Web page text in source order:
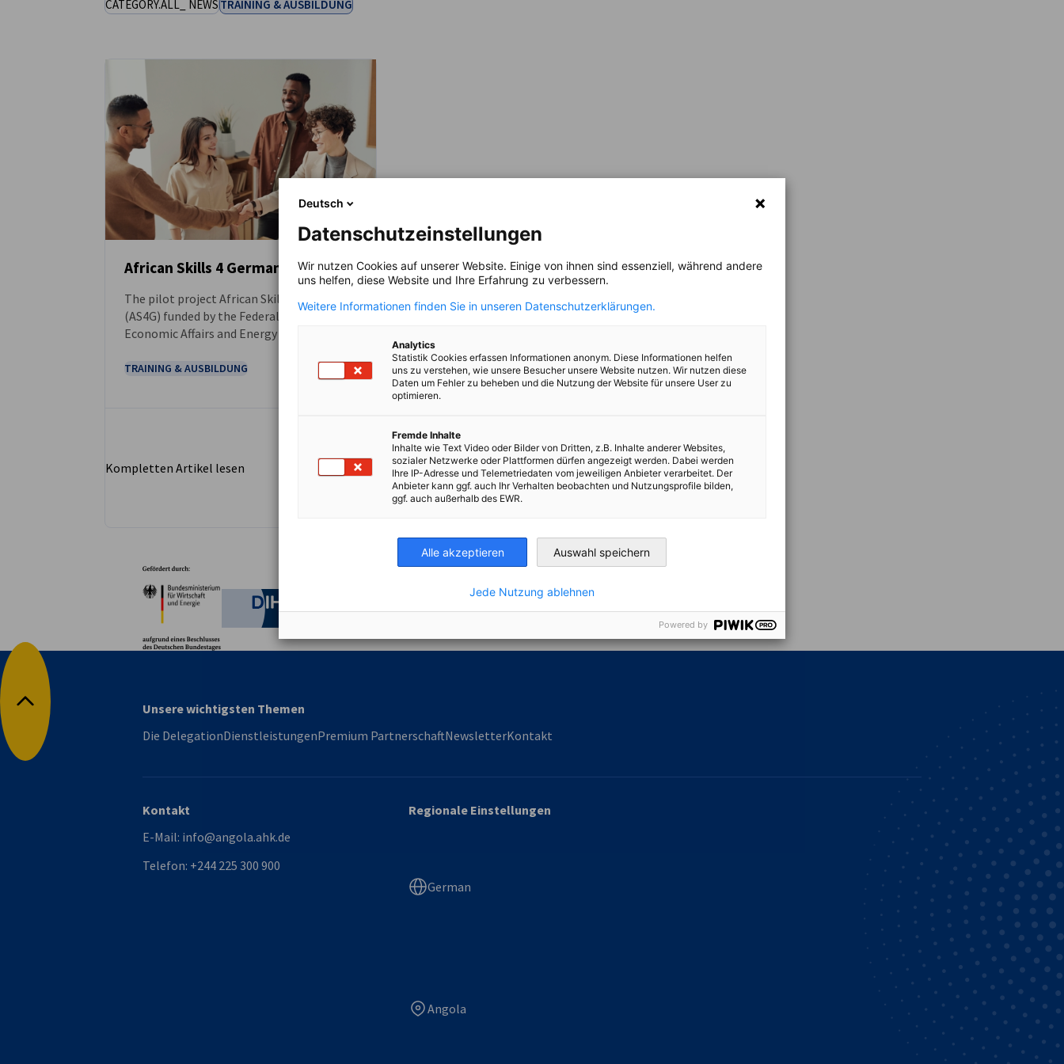
CATEGORY.ALL_ NEWSTRAINING & AUSBILDUNG
NEUIGKEITEN
African Skills 4 Germany (AS4G)
The pilot project African Skills 4 Germany
(AS4G) funded by the Federal Ministry for
Economic Affairs and Energy (BMWE)
TRAINING & AUSBILDUNG
Kompletten Artikel lesen
Deutsche Industrie- und Handelskammer
Industrie- und Handelskammer
AHK.de
Nach oben
Unsere wichtigsten Themen
Die DelegationDienstleistungenPremium PartnerschaftNewsletterKontakt
Kontakt
E-Mail: info@angola.ahk.de
Telefon: +244 225 300 900
Regionale Einstellungen
German
Angola
Deutsch
Datenschutzeinstellungen
Wir nutzen Cookies auf unserer Website. Einige von ihnen sind essenziell, während andere
uns helfen, diese Website und Ihre Erfahrung zu verbessern.
Weitere Informationen finden Sie in unseren Datenschutzerklärungen.
Analytics
Statistik Cookies erfassen Informationen anonym. Diese Informationen helfen
uns zu verstehen, wie unsere Besucher unsere Website nutzen. Wir nutzen diese
Daten um Fehler zu beheben und die Nutzung der Website für unsere User zu
optimieren.
Fremde Inhalte
Inhalte wie Text Video oder Bilder von Dritten, z.B. Inhalte anderer Websites,
sozialer Netzwerke oder Plattformen dürfen angezeigt werden. Dabei werden
Ihre IP-Adresse und Telemetriedaten vom jeweiligen Anbieter verarbeitet. Der
Anbieter kann ggf. auch Ihr Verhalten beobachten und Nutzungsprofile bilden,
ggf. auch außerhalb des EWR.
Alle akzeptieren Auswahl speichern
Jede Nutzung ablehnen
Powered by